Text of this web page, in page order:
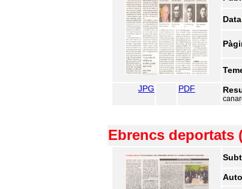
JPG PDF
Ebrencs deportats